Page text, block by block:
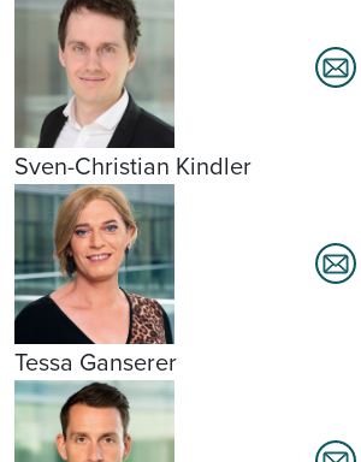
Sven-Christian Kindler
Tessa Ganserer